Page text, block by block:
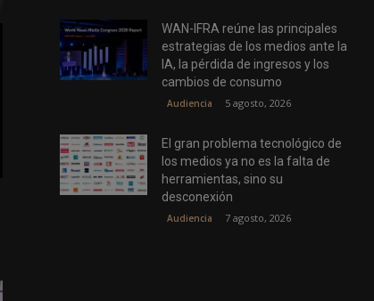
WAN-IFRA reúne las principales
estrategias de los medios ante la
IA, la pérdida de ingresos y los
cambios de consumo
Audiencia 5 agosto, 2026
El gran problema tecnológico de
los medios ya no es la falta de
herramientas, sino su
desconexión
Audiencia 7 agosto, 2026